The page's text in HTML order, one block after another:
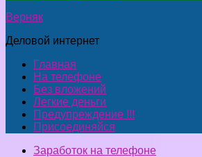
Верняк
Деловой интернет
Главная
На телефоне
Без вложений
Легкие деньги
Предупреждение !!!
Присоединяйся
Заработок на телефоне